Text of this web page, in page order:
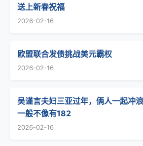
送上新春祝福
2026-02-16
欧盟联合发债挑战美元霸权
2026-02-16
吴谨言夫妇三亚过年，俩人一起冲
一般不像有182
2026-02-16